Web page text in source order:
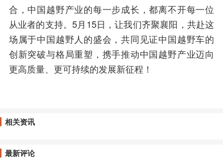
合，中国越野产业的每一步成长，都离不开每一位
从业者的支持。5月15日，让我们齐聚襄阳，共赴这
场属于中国越野人的盛会，共同见证中国越野车的
创新突破与格局重塑，携手推动中国越野产业迈向
更高质量、更可持续的发展新征程！
相关资讯
最新评论